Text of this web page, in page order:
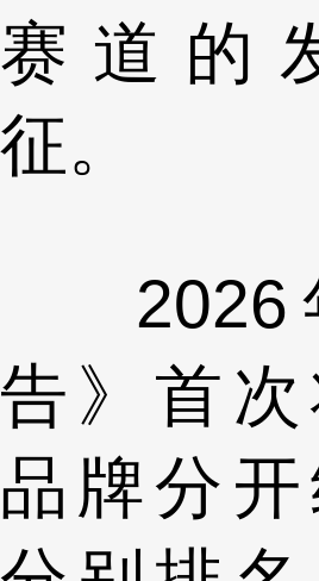
赛道的
征。
告》首
品牌分